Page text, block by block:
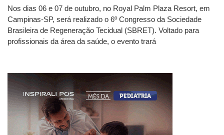
Nos dias 06 e 07 de outubro, no Royal Palm Plaza Resort, em
Campinas-SP, será realizado o 6º Congresso da Sociedade
Brasileira de Regeneração Tecidual (SBRET). Voltado para
profissionais da área da saúde, o evento trará